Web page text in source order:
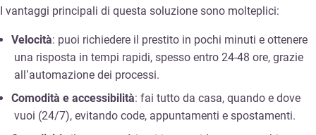
I vantaggi principali di questa soluzione sono molteplici:
Velocità: puoi richiedere il prestito in pochi minuti e ottenere
una risposta in tempi rapidi, spesso entro 24-48 ore, grazie
all’automazione dei processi.
Comodità e accessibilità: fai tutto da casa, quando e dove
vuoi (24/7), evitando code, appuntamenti e spostamenti.